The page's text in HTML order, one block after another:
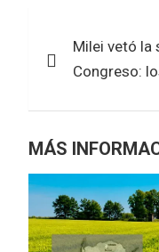
o
o
de
Milei vetó la
Congreso:
MÁS